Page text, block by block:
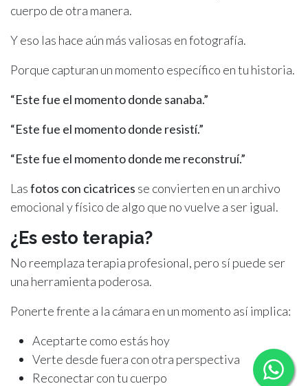
cuerpo de otra manera.
Y eso las hace aún más valiosas en fotografía.
Porque capturan un momento específico en tu historia.
“Este fue el momento donde sanaba.”
“Este fue el momento donde resistí.”
“Este fue el momento donde me reconstruí.”
Lasfotos con cicatrices se convierten en un archivo
emocional y físico de algo que no vuelve a ser igual.
¿Es esto terapia?
No reemplaza terapia profesional, pero sí puede ser
una herramienta poderosa.
Ponerte frente a la cámara en un momento así implica:
Aceptarte como estás hoy
Verte desde fuera con otra perspectiva
Reconectar con tu cuerpo